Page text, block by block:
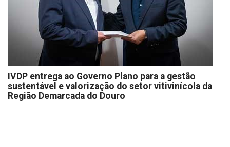
IVDP entrega ao Governo Plano para a gestão
sustentável e valorização do setor vitivinícola da
Região Demarcada do Douro